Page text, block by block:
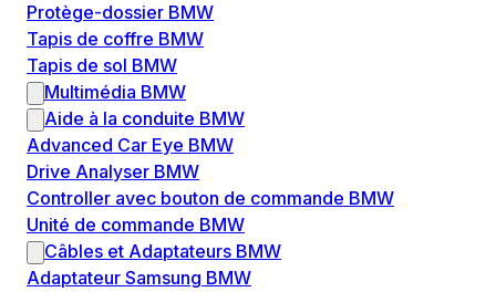
Protège-dossier BMW
Tapis de coffre BMW
Tapis de sol BMW
Multimédia BMW
Aide à la conduite BMW
Advanced Car Eye BMW
Drive Analyser BMW
Controller avec bouton de commande BMW
Unité de commande BMW
Câbles et Adaptateurs BMW
Adaptateur Samsung BMW